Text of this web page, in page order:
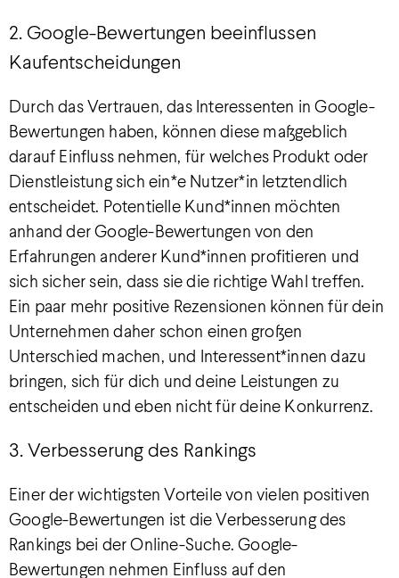
2. Google-Bewertungen beeinflussen
Kaufentscheidungen
Durch das Vertrauen, das Interessenten in Google-
Bewertungen haben, können diese maßgeblich
darauf Einfluss nehmen, für welches Produkt oder
Dienstleistung sich ein*e Nutzer*in letztendlich
entscheidet. Potentielle Kund*innen möchten
anhand der Google-Bewertungen von den
Erfahrungen anderer Kund*innen profitieren und
sich sicher sein, dass sie die richtige Wahl treffen.
Ein paar mehr positive Rezensionen können für dein
Unternehmen daher schon einen großen
Unterschied machen, und Interessent*innen dazu
bringen, sich für dich und deine Leistungen zu
entscheiden und eben nicht für deine Konkurrenz.
3. Verbesserung des Rankings
Einer der wichtigsten Vorteile von vielen positiven
Google-Bewertungen ist die Verbesserung des
Rankings bei der Online-Suche. Google-
Bewertungen nehmen Einfluss auf den